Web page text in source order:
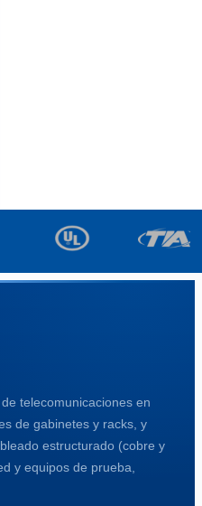
telecomunicaciones en
de gabinetes y racks, y
estructurado (cobre y
y equipos de prueba,